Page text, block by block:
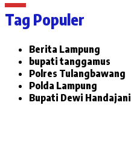
Tag Populer
Berita Lampung
bupati tanggamus
Polres Tulangbawang
Polda Lampung
Bupati Dewi Handajani